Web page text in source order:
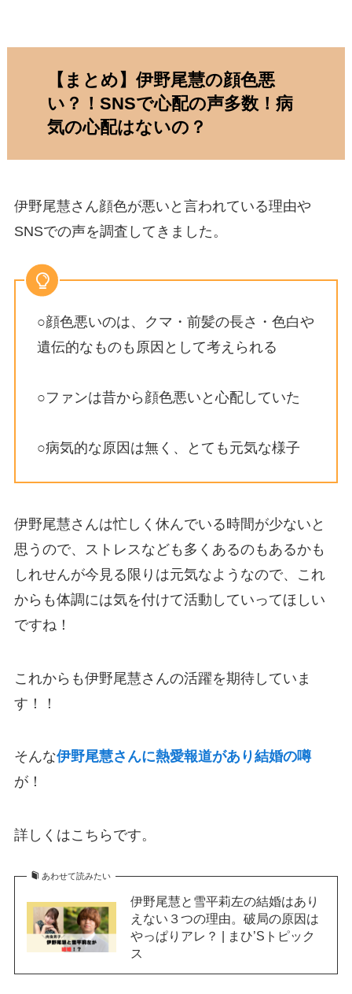
【まとめ】伊野尾慧の顔色悪
い？！SNSで心配の声多数！病
気の心配はないの？
伊野尾慧さん顔色が悪いと言われている理由や
SNSでの声を調査してきました。
○顔色悪いのは、クマ・前髪の長さ・色白や
遺伝的なものも原因として考えられる
○ファンは昔から顔色悪いと心配していた
○病気的な原因は無く、とても元気な様子
伊野尾慧さんは忙しく休んでいる時間が少ないと
思うので、ストレスなども多くあるのもあるかも
しれせんが今見る限りは元気なようなので、これ
からも体調には気を付けて活動していってほしい
ですね！
これからも伊野尾慧さんの活躍を期待していま
す！！
そんな伊野尾慧さんに熱愛報道があり結婚の噂
が！
詳しくはこちらです。
あわせて読みたい
伊野尾慧と雪平莉左の結婚はあり
えない３つの理由。破局の原因は
やっぱりアレ？ | まひ’Sトピック
ス